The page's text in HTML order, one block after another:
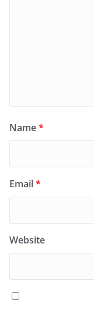
Name*
Email*
Website